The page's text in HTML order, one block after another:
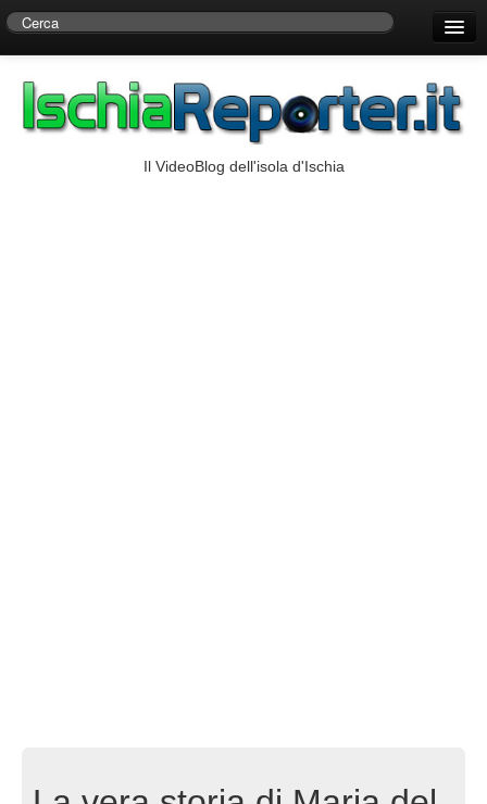
Centro di Ricerche Storiche D’Ambra
Il VideoBlog dell'isola d'Ischia